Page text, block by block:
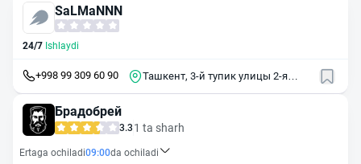
SaLMaNNN
24/7 Ishlaydi
+998 99 309 60 90
Ташкент, 3-й тупик улицы 2-я
Брадобрей
3.3 1 ta sharh
Ertaga ochiladi09:00da ochiladi